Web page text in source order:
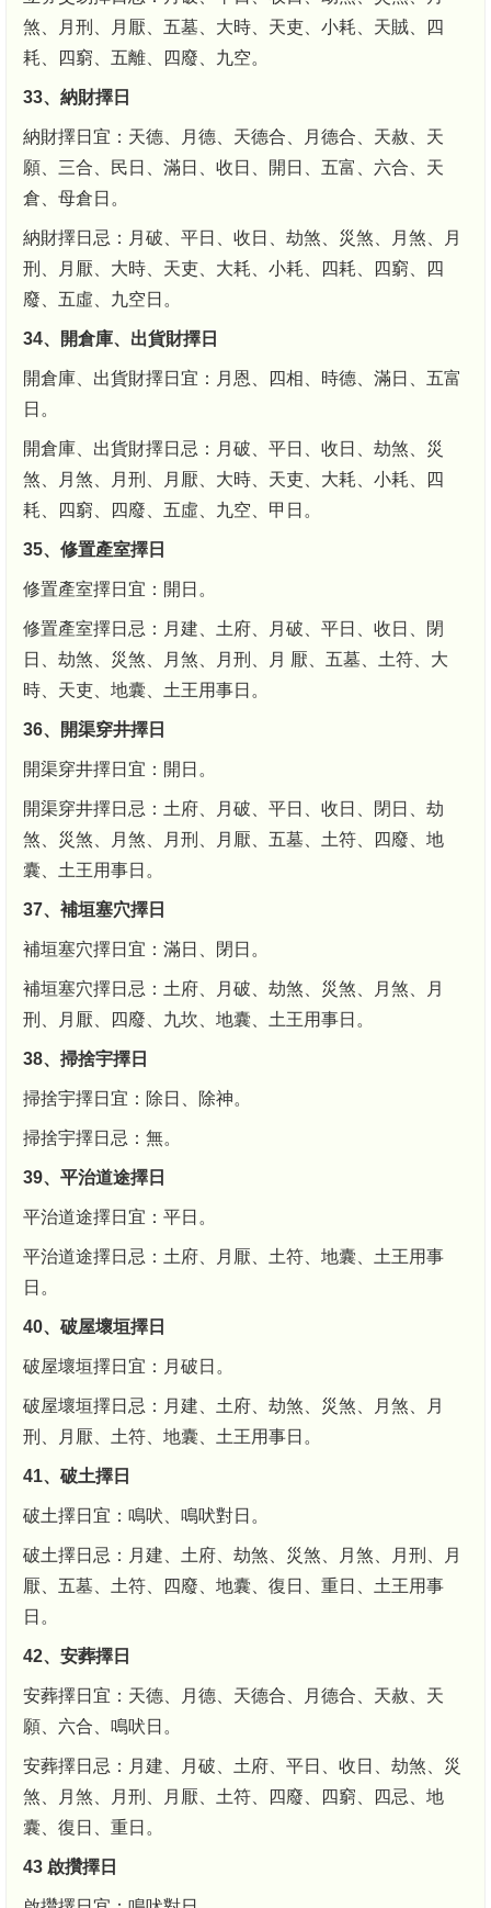
煞、月刑、月厭、五墓、大時、天吏、小耗、天賊、四
耗、四窮、五離、四廢、九空。
33、納財擇日
納財擇日宜：天德、月德、天德合、月德合、天赦、天
願、三合、民日、滿日、收日、開日、五富、六合、天
倉、母倉日。
納財擇日忌：月破、平日、收日、劫煞、災煞、月煞、月
刑、月厭、大時、天吏、大耗、小耗、四耗、四窮、四
廢、五虛、九空日。
34、開倉庫、出貨財擇日
開倉庫、出貨財擇日宜：月恩、四相、時德、滿日、五富
日。
開倉庫、出貨財擇日忌：月破、平日、收日、劫煞、災
煞、月煞、月刑、月厭、大時、天吏、大耗、小耗、四
耗、四窮、四廢、五虛、九空、甲日。
35、修置產室擇日
修置產室擇日宜：開日。
修置產室擇日忌：月建、土府、月破、平日、收日、閉
日、劫煞、災煞、月煞、月刑、月 厭、五墓、土符、大
時、天吏、地囊、土王用事日。
36、開渠穿井擇日
開渠穿井擇日宜：開日。
開渠穿井擇日忌：土府、月破、平日、收日、閉日、劫
煞、災煞、月煞、月刑、月厭、五墓、土符、四廢、地
囊、土王用事日。
37、補垣塞穴擇日
補垣塞穴擇日宜：滿日、閉日。
補垣塞穴擇日忌：土府、月破、劫煞、災煞、月煞、月
刑、月厭、四廢、九坎、地囊、土王用事日。
38、掃捨宇擇日
掃捨宇擇日宜：除日、除神。
掃捨宇擇日忌：無。
39、平治道途擇日
平治道途擇日宜：平日。
平治道途擇日忌：土府、月厭、土符、地囊、土王用事
日。
40、破屋壞垣擇日
破屋壞垣擇日宜：月破日。
破屋壞垣擇日忌：月建、土府、劫煞、災煞、月煞、月
刑、月厭、土符、地囊、土王用事日。
41、破土擇日
破土擇日宜：鳴吠、鳴吠對日。
破土擇日忌：月建、土府、劫煞、災煞、月煞、月刑、月
厭、五墓、土符、四廢、地囊、復日、重日、土王用事
日。
42、安葬擇日
安葬擇日宜：天德、月德、天德合、月德合、天赦、天
願、六合、鳴吠日。
安葬擇日忌：月建、月破、土府、平日、收日、劫煞、災
煞、月煞、月刑、月厭、土符、四廢、四窮、四忌、地
囊、復日、重日。
43 啟攢擇日